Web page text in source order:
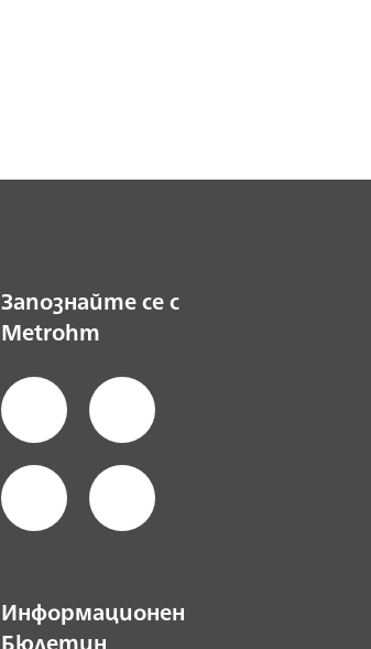
Запознайте се с
Metrohm
Информационен